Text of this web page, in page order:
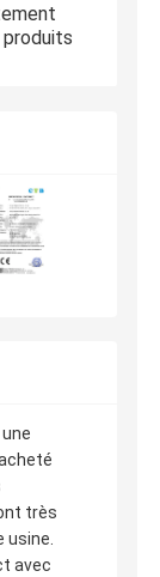
très
usine.
avec